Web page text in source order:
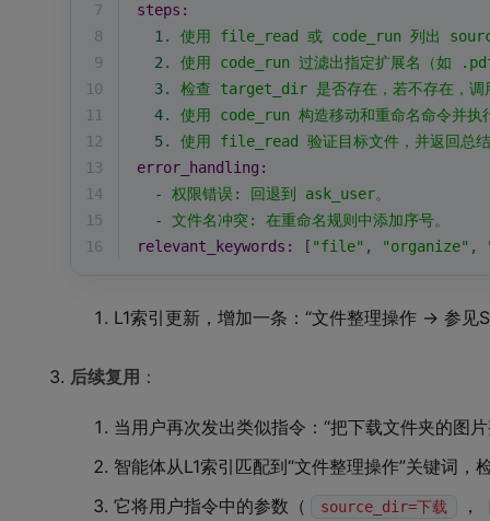
7
steps:
8
1 . 使用 file_read 或 code_run 列出
9
2 . 使用 code_run 过滤出指定扩展名（如
10
3. 检查 target_dir 是否存在，若不存在，调
11
4. 使用 code_run 构造移动和重命名命令并执
12
5. 使用 file_read
验证目标文件，并返回总
13
error_handling:
14
- 权限错误: 回退到
ask_user。
15
- 文件名冲突:
在重命名规则中添加序号。
16
relevant_keywords: [ "file" , "organize" ,
L1索引更新，增加一条：“文件整理操作 -> 参见
后续复用 ：
当用户再次发出类似指令：“把下载文件夹的图
智能体从L1索引匹配到“文件整理操作”关键词，
它将用户指令中的参数（
source_dir=下载 ，